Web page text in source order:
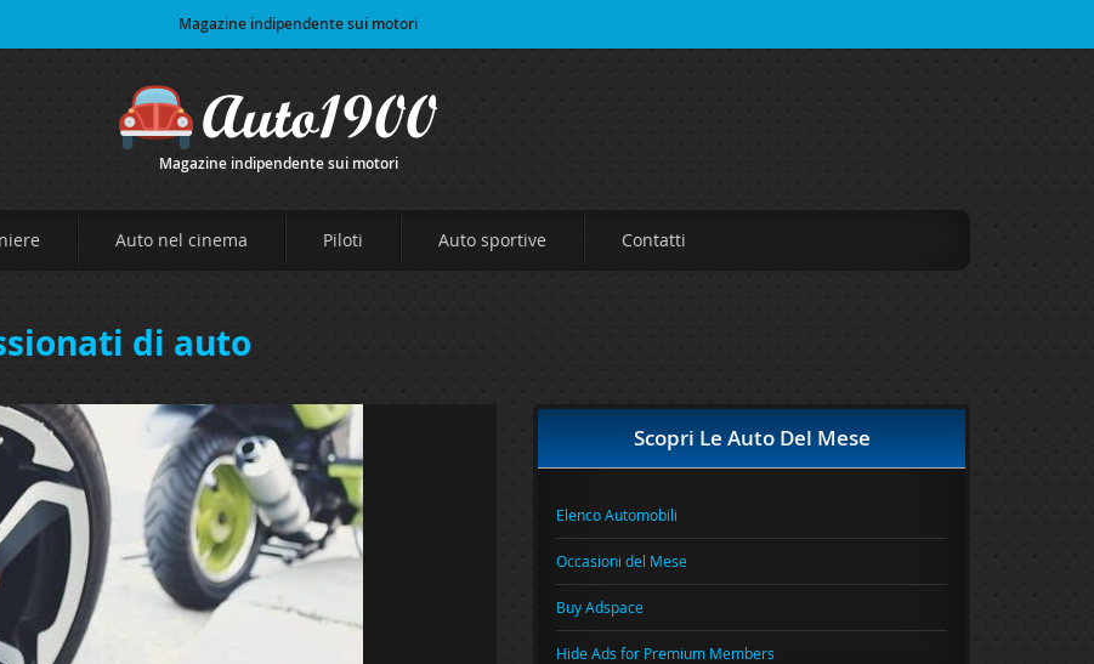
Magazine indipendente sui motori
Magazine indipendente sui motori
Auto nel cinema Piloti Auto sportive Contatti
di auto
Scopri Le Auto Del Mese
Elenco Automobili
Occasioni del Mese
Buy Adspace
Hide Ads for Premium Members